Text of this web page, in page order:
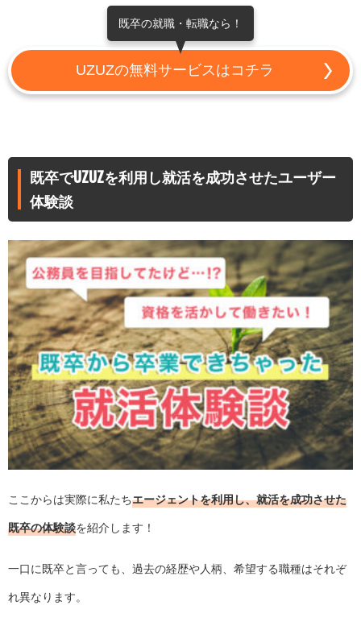
既卒の就職・転職なら！
UZUZの無料サービスはコチラ
既卒でUZUZを利用し就活を成功させたユーザー
体験談
ここからは実際に私たちエージェントを利用し、就活を成功させた
既卒の体験談を紹介します！
一口に既卒と言っても、過去の経歴や人柄、希望する職種はそれぞ
れ異なります。